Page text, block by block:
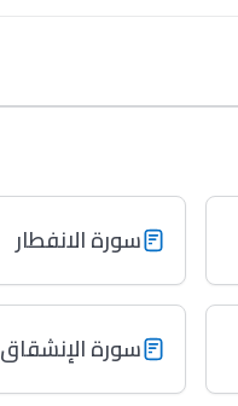
سورة الانفطار
سورة الإنشقاق